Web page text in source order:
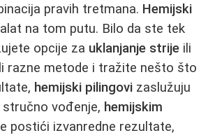
pravih tretmana. Hemijski
na tom putu. Bilo da ste tek
opcije za uklanjanje strije ili
razne metode i tražite nešto što
hemijski pilingovi zaslužuju
stručno vođenje, hemijskim
postići izvanredne rezultate,